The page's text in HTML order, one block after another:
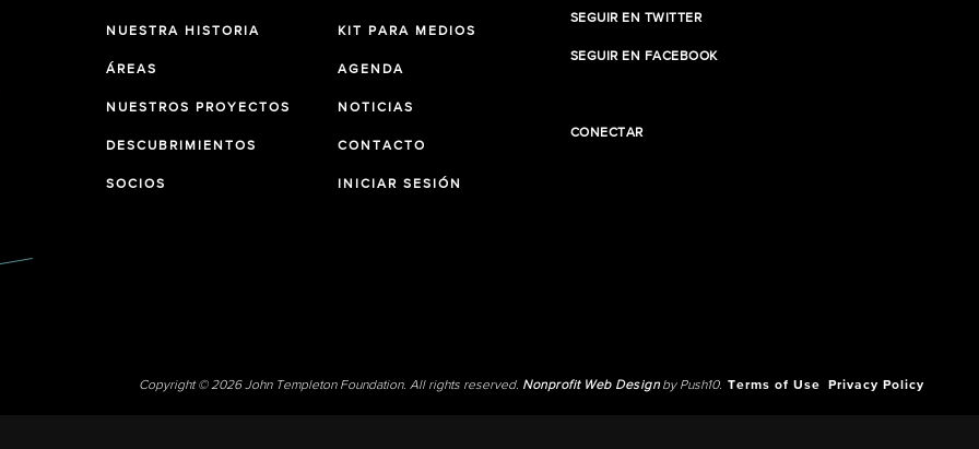
NUESTRA HISTORIA
ÁREAS
NUESTROS PROYECTOS
DESCUBRIMIENTOS
SOCIOS
KIT PARA MEDIOS
AGENDA
NOTICIAS
CONTACTO
INICIAR SESIÓN
SEGUIR EN TWITTER
SEGUIR EN FACEBOOK
CONECTAR
Copyright © 2026 John Templeton Foundation. All rights reserved. Nonprofit Web Designby Push10. Terms of Use Privacy Policy